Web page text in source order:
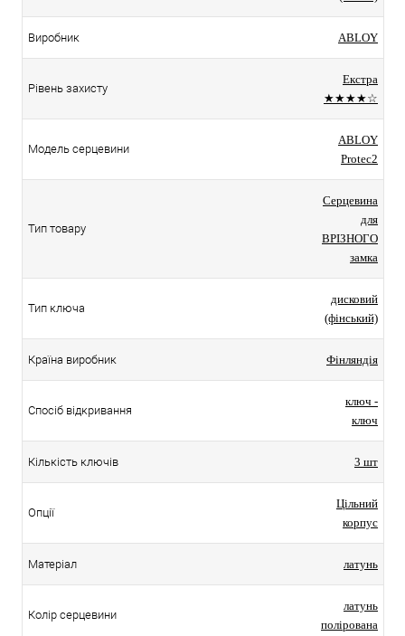
Виробник ABLOY
Рівень захисту
Екстра
★★★★☆
Модель серцевини
ABLOY
Protec2
Тип товару
Серцевина
для
ВРІЗНОГО
замка
Тип ключа
дисковий
(фінський)
Країна виробник Фінляндія
Спосіб відкривання
ключ -
ключ
Кількість ключів 3 шт
Опції
Цільний
корпус
Матеріал латунь
Колір серцевини
латунь
полірована